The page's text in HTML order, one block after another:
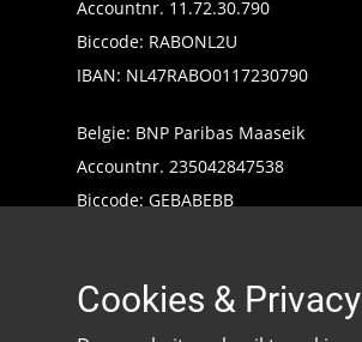
Accountnr. 11.72.30.790
Biccode: RABONL2U
IBAN: NL47RABO0117230790
Belgie: BNP Paribas Maaseik
Accountnr. 235042847538
Biccode: GEBABEBB
Cookies & Privacy